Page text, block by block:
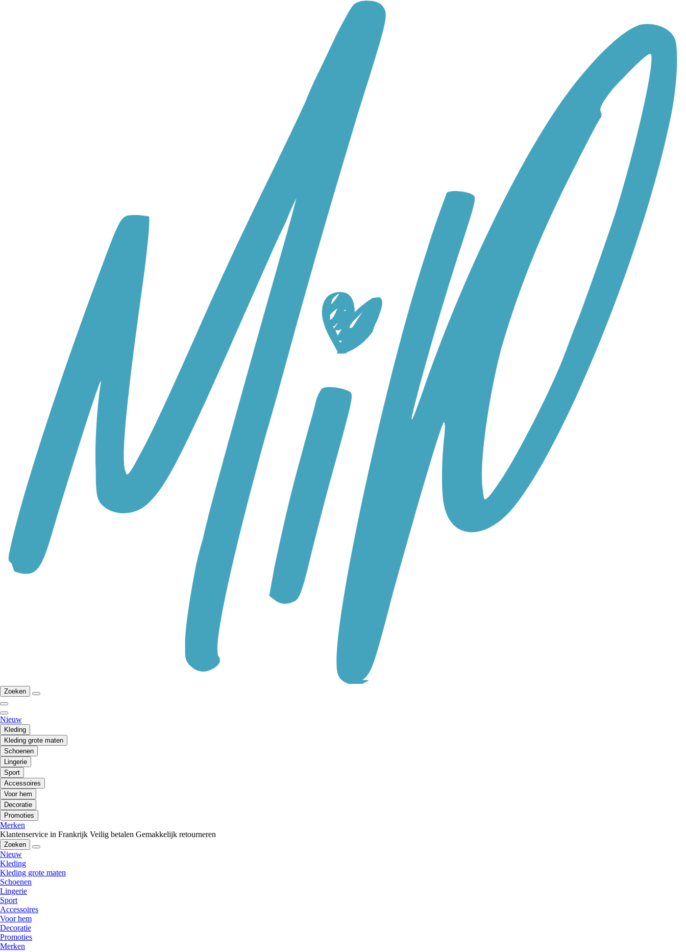
Zoeken
Nieuw
Kleding
Kleding grote maten
Schoenen
Lingerie
Sport
Accessoires
Voor hem
Decoratie
Promoties
Merken
Klantenservice in Frankrijk Veilig betalen Gemakkelijk retourneren
Zoeken
Nieuw
Kleding
Kleding grote maten
Schoenen
Lingerie
Sport
Accessoires
Voor hem
Decoratie
Promoties
Merken